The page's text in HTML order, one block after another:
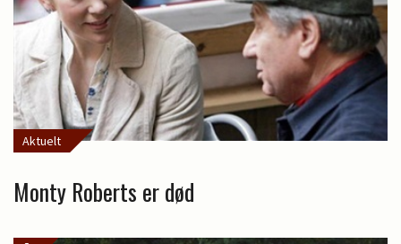
Aktuelt
Monty Roberts er død